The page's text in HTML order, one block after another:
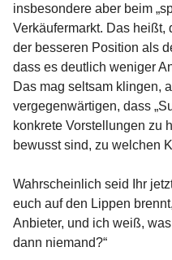
insbesondere aber beim
Verkäufermarkt. Das heißt,
der besseren Position als
dass es deutlich weniger
Das mag seltsam klingen,
vergegenwärtigen, dass
konkrete Vorstellungen zu
bewusst sind, zu welchen
Wahrscheinlich seid Ihr
euch auf den Lippen
Anbieter, und ich weiß,
dann niemand?“